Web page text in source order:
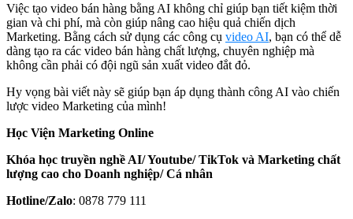
Việc tạo video bán hàng bằng AI không chỉ giúp bạn tiết kiệm thời
gian và chi phí, mà còn giúp nâng cao hiệu quả chiến dịch
Marketing. Bằng cách sử dụng các công cụ video AI, bạn có thể dễ
dàng tạo ra các video bán hàng chất lượng, chuyên nghiệp mà
không cần phải có đội ngũ sản xuất video đắt đỏ.
Hy vọng bài viết này sẽ giúp bạn áp dụng thành công AI vào chiến
lược video Marketing của mình!
Học Viện Marketing Online
Khóa học truyền nghề AI/ Youtube/ TikTok và Marketing chất
lượng cao cho Doanh nghiệp/ Cá nhân
Hotline/Zalo: 0878 779 111